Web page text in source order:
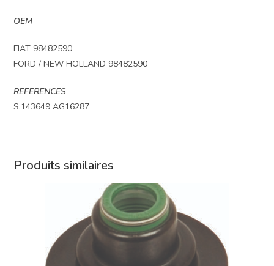
OEM
FIAT 98482590
FORD / NEW HOLLAND 98482590
REFERENCES
S.143649 AG16287
Produits similaires